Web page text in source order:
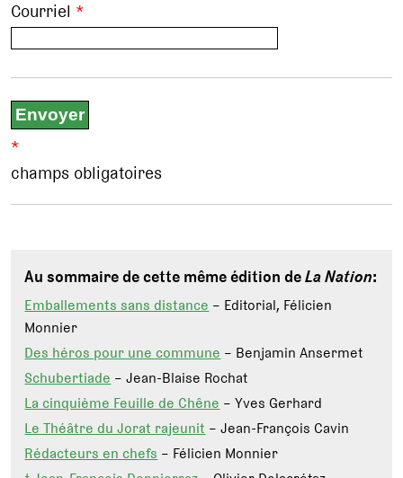
Courriel *
*
champs obligatoires
Au sommaire de cette même édition deLa Nation:
Emballements sans distance – Editorial, Félicien
Monnier
Des héros pour une commune – Benjamin Ansermet
Schubertiade – Jean-Blaise Rochat
La cinquième Feuille de Chêne – Yves Gerhard
Le Théâtre du Jorat rajeunit – Jean-François Cavin
Rédacteurs en chefs – Félicien Monnier